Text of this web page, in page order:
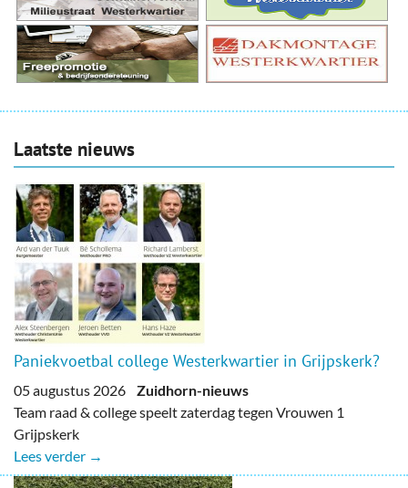
Laatste nieuws
Paniekvoetbal college Westerkwartier in Grijpskerk?
05 augustus 2026 Zuidhorn-nieuws
Team raad & college speelt zaterdag tegen Vrouwen 1
Grijpskerk
Lees verder →